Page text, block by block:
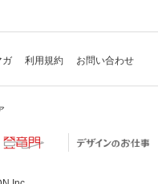
ガ 利用規約 お問い合わせ